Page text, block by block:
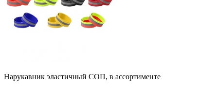
Нарукавник эластичный СОП, в ассортименте